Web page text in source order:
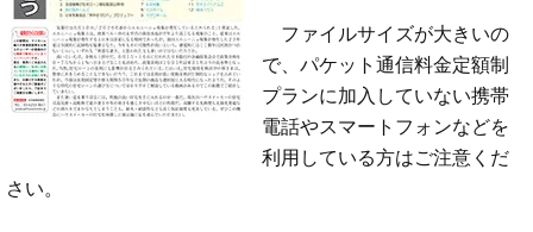
ファイルサイズが大きいの
で、パケット通信料金定額制
プランに加入していない携帯
電話やスマートフォンなどを
利用している方はご注意くだ
さい。